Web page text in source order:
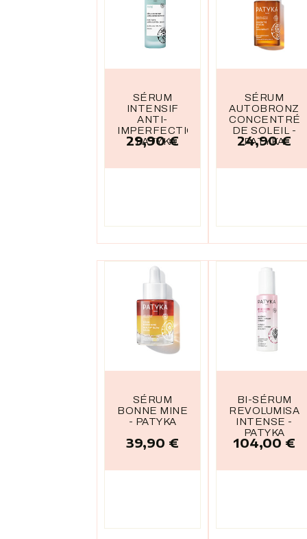
SÉRUM
INTENSIF
ANTI-
IMPERFECTIONS
- PATYKA
Prix
29,90 €
SÉRUM
CONCENTRÉ
DE SOLEIL -
PATYKA
Prix
24,90 €
SÉRUM
BONNE MINE
- PATYKA
Prix
39,90 €
BI-SÉRUM
INTENSE -
PATYKA
Prix
104,00 €